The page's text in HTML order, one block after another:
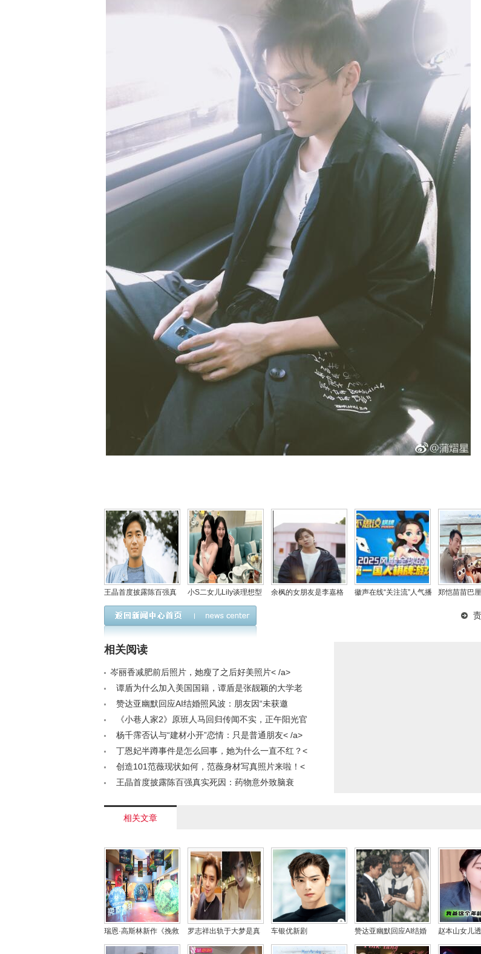
王晶首度披露陈百强真
实死因：药物意外致脑
衰竭，揭秘90年代乐坛
小S二女儿Lily谈理想型
并回应外貌标签：感恩
余枫的女朋友是李嘉格
徽声在线“关注流”人气播
郑恺苗苗巴
相关阅读
岑丽香减肥前后照片，她瘦了之后好美照片< /a>
谭盾为什么加入美国国籍，谭盾是张靓颖的大学老
师吗？< /a>
赞达亚幽默回应AI结婚照风波：朋友因“未获邀
请”而“生气”< /a>
《小巷人家2》原班人马回归传闻不实，正午阳光官
方辟谣< /a>
杨千霈否认与“建材小开”恋情：只是普通朋友< /a>
丁恩妃半蹲事件是怎么回事，她为什么一直不红？<
/a> 创造101范薇现状如何，范薇身材写真照片来啦！<
/a> 王晶首度披露陈百强真实死因：药物意外致脑衰
相关文章
瑞恩·高斯林新作《挽救
计划》北京首映 烂番茄
罗志祥出轨于大梦是真
的假的，于大梦还有什
车银优新剧
《Wonderfuls》如期举
赞达亚幽默回应AI结婚
照风波：朋友因“未获邀
赵本山女儿
况：年近七